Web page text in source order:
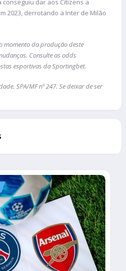
conseguiu dar aos Citizens a
2023, derrotando a Inter de Milão
momento da produção deste
Consulte as odds
esportivas da Sportingbet.
SPA/MF nº 247. Se deixar de ser